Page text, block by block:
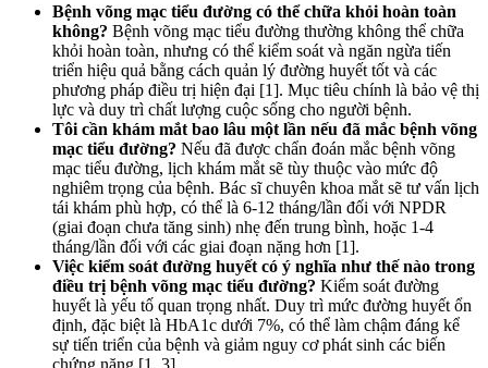
Bệnh võng mạc tiểu đường có thể chữa khỏi hoàn toàn
không? Bệnh võng mạc tiểu đường thường không thể chữa
khỏi hoàn toàn, nhưng có thể kiểm soát và ngăn ngừa tiến
triển hiệu quả bằng cách quản lý đường huyết tốt và các
phương pháp điều trị hiện đại [1]. Mục tiêu chính là bảo vệ thị
lực và duy trì chất lượng cuộc sống cho người bệnh.
Tôi cần khám mắt bao lâu một lần nếu đã mắc bệnh võng
mạc tiểu đường? Nếu đã được chẩn đoán mắc bệnh võng
mạc tiểu đường, lịch khám mắt sẽ tùy thuộc vào mức độ
nghiêm trọng của bệnh. Bác sĩ chuyên khoa mắt sẽ tư vấn lịch
tái khám phù hợp, có thể là 6-12 tháng/lần đối với NPDR
(giai đoạn chưa tăng sinh) nhẹ đến trung bình, hoặc 1-4
tháng/lần đối với các giai đoạn nặng hơn [1].
Việc kiểm soát đường huyết có ý nghĩa như thế nào trong
điều trị bệnh võng mạc tiểu đường? Kiểm soát đường
huyết là yếu tố quan trọng nhất. Duy trì mức đường huyết ổn
định, đặc biệt là HbA1c dưới 7%, có thể làm chậm đáng kể
sự tiến triển của bệnh và giảm nguy cơ phát sinh các biến
chứng nặng [1, 3].